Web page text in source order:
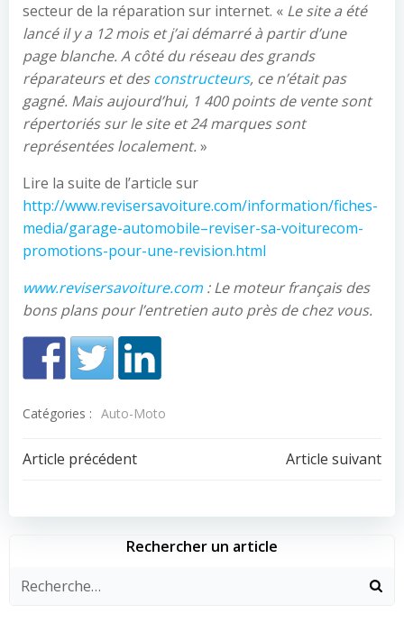
secteur de la réparation sur internet. « Le site a été
lancé il y a 12 mois et j’ai démarré à partir d’une
page blanche. A côté du réseau des grands
réparateurs et desconstructeurs, ce n’était pas
gagné. Mais aujourd’hui, 1 400 points de vente sont
répertoriés sur le site et 24 marques sont
représentées localement. »
Lire la suite de l’article sur
http://www.revisersavoiture.com/information/fiches-
media/garage-automobile–reviser-sa-voiturecom-
promotions-pour-une-revision.html
www.revisersavoiture.com : Le moteur français des
bons plans pour l’entretien auto près de chez vous.
Catégories : Auto-Moto
Navigation
de
l’article
Article précédent
Navigation
de
l’article
Article suivant
Rechercher un article